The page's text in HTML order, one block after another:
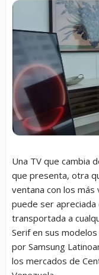
Una TV que cambia
que presenta, otra
ventana con los
puede ser apreciada
transportada a
Serif en sus
por Samsung
los mercados de